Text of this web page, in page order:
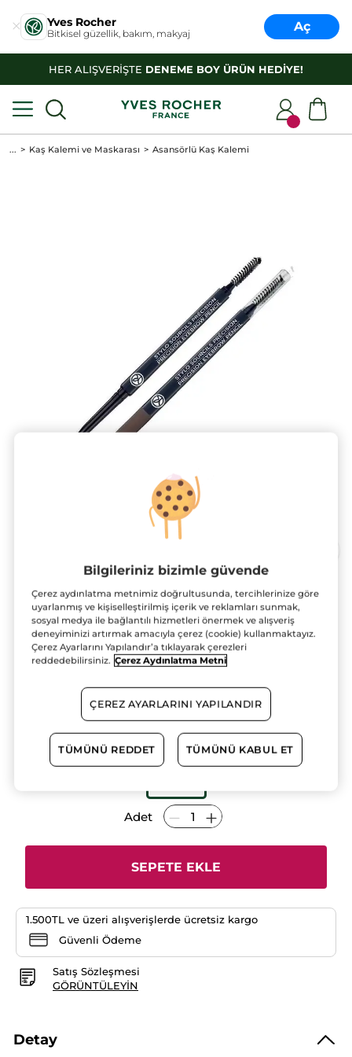
Yves Rocher
Bitkisel güzellik, bakım, makyaj Aç
HER ALIŞVERİŞTE DENEME BOY ÜRÜN HEDİYE!
... Kaş Kalemi ve Maskarası Asansörlü Kaş Kalemi
Asansörlü Kaş Kalemi
Belirgin ve doğal kaşlar
0.09 g
4.8 ★★★★★
★★★★★
yıldız.
Bu
ürün
için
yorumları
Asansörlü
(204)YORUM EKLE
3 AL 2 ÖDE!
749.90 TL
Adet
SEPETE EKLE
1.500TL ve üzeri alışverişlerde ücretsiz kargo
Güvenli Ödeme
Satış Sözleşmesi
GÖRÜNTÜLEYIN
Detay
Bilgileriniz bizimle güvende
Çerez aydınlatma metnimiz doğrultusunda, tercihlerinize göre
uyarlanmış ve kişiselleştirilmiş içerik ve reklamları sunmak,
sosyal medya ile bağlantılı hizmetleri önermek ve alışveriş
deneyiminizi artırmak amacıyla çerez (cookie) kullanmaktayız.
Çerez Ayarlarını Yapılandır’a tıklayarak çerezleri
reddedebilirsiniz. Çerez Aydınlatma Metni
ÇEREZ AYARLARINI YAPILANDIR
TÜMÜNÜ REDDET TÜMÜNÜ KABUL ET